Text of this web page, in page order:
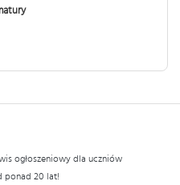
ogłoszeniowy dla uczniów
ponad 20 lat!